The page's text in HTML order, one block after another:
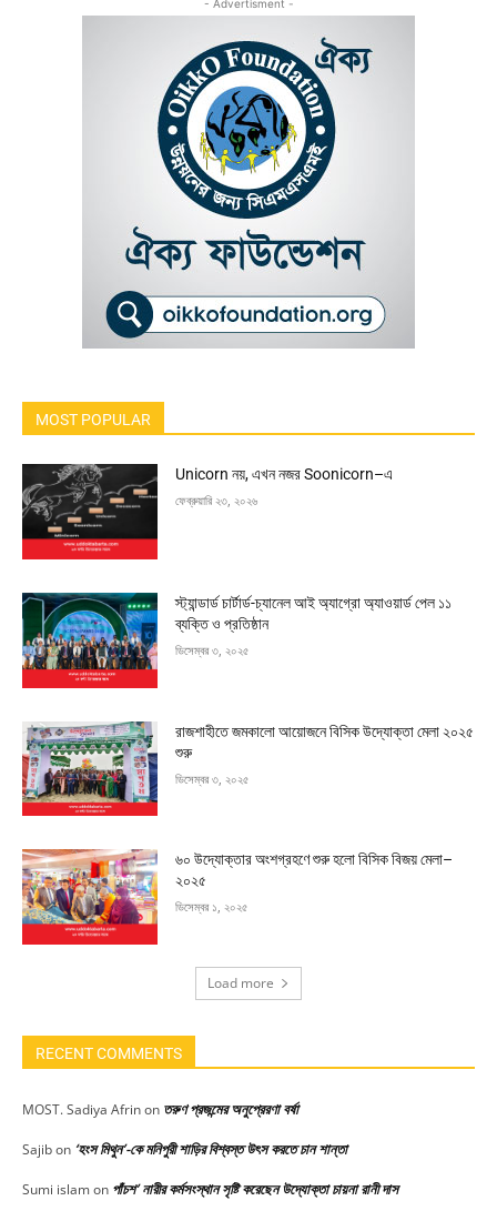
- Advertisment -
MOST POPULAR
Unicorn নয়, এখন নজর Soonicorn–এ
ফেব্রুয়ারি ২৩, ২০২৬
স্ট্যান্ডার্ড চার্টার্ড-চ্যানেল আই অ্যাগ্রো অ্যাওয়ার্ড পেল ১১
ব্যক্তি ও প্রতিষ্ঠান
ডিসেম্বর ৩, ২০২৫
রাজশাহীতে জমকালো আয়োজনে বিসিক উদ্যোক্তা মেলা ২০২৫
শুরু
ডিসেম্বর ৩, ২০২৫
৬০ উদ্যোক্তার অংশগ্রহণে শুরু হলো বিসিক বিজয় মেলা–
২০২৫
ডিসেম্বর ১, ২০২৫
Load more
RECENT COMMENTS
MOST. Sadiya Afrinon তরুণ প্রজন্মের অনুপ্রেরণা বর্ষা
Sajibon ‘হংস মিথুন’-কে মনিপুরী শাড়ির বিশ্বস্ত উৎস করতে চান শান্তা
Sumi islamon পাঁচশ’ নারীর কর্মসংস্থান সৃষ্টি করেছেন উদ্যোক্তা চায়না রানী দাস